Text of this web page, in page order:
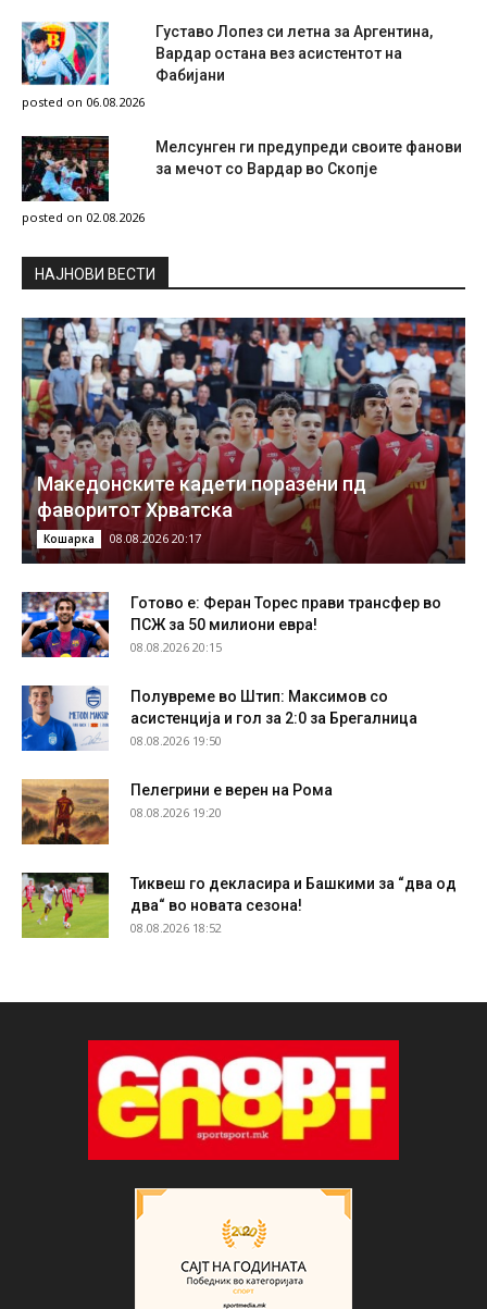
Густаво Лопез си летна за Аргентина,
Вардар остана вез асистентот на
Фабијани
posted on 06.08.2026
Мелсунген ги предупреди своите фанови
за мечот со Вардар во Скопје
posted on 02.08.2026
НAЈНОВИ ВЕСТИ
Македонските кадети поразени пд
фаворитот Хрватска
Кошарка 08.08.2026 20:17
Готово е: Феран Торес прави трансфер во
ПСЖ за 50 милиони евра!
08.08.2026 20:15
Полувреме во Штип: Максимов со
асистенција и гол за 2:0 за Брегалница
08.08.2026 19:50
Пелегрини е верен на Рома
08.08.2026 19:20
Тиквеш го декласира и Башкими за “два од
два“ во новата сезона!
08.08.2026 18:52